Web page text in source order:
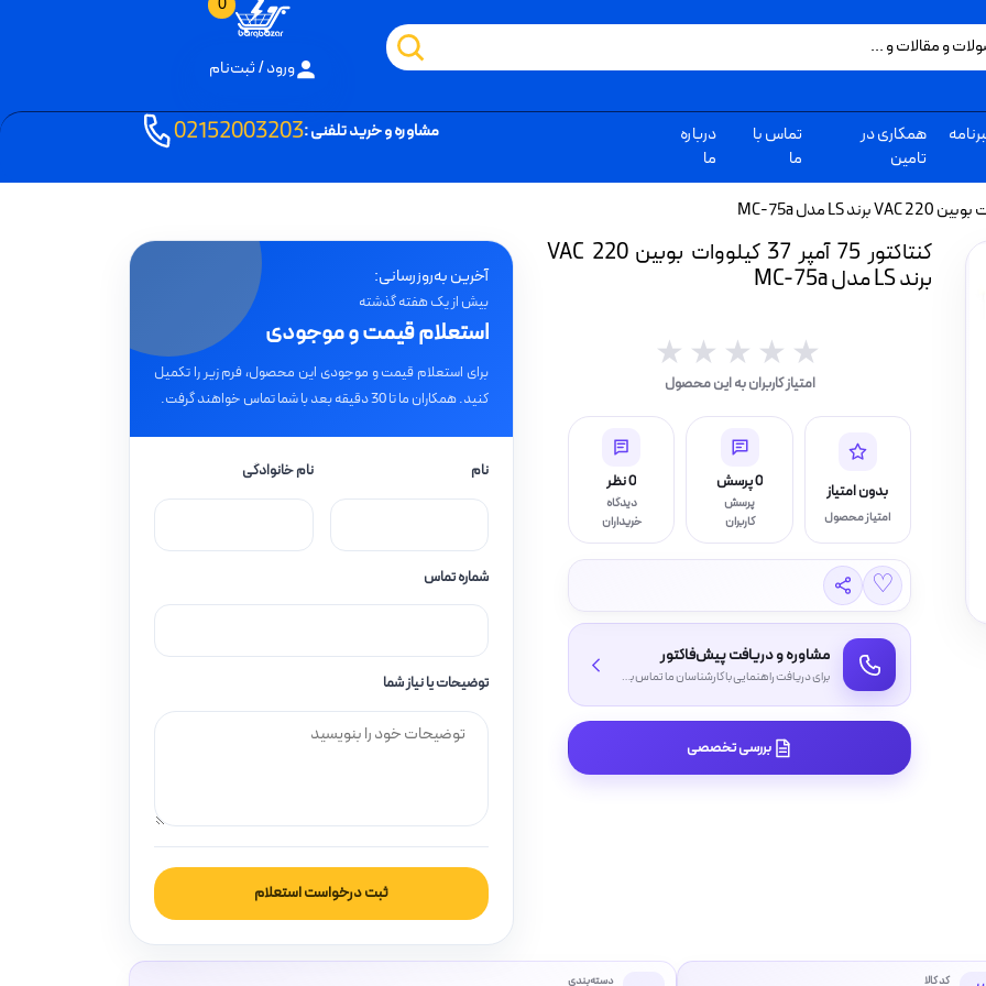
0
ورود / ثبت‌نام
همکاری در
تامین
تماس با
ما
درباره
ما
مشاوره و خرید تلفنی :02152003203
کنتاکتور 75 آمپر 37 کیلووات بوبین VAC 220
برند LS مدل MC-75a
★★★★★
★★★★★
امتیاز کاربران به این محصول
بدون امتیاز
امتیاز محصول
0 پرسش
پرسش
کاربران
0 نظر
دیدگاه
خریداران
♡
مشاوره و دریافت پیش‌فاکتور
برای دریافت راهنمایی با کارشناسان ما تماس بگیرید
بررسی تخصصی
آخرین به‌روزرسانی:
بیش از یک هفته گذشته
استعلام قیمت و موجودی
برای استعلام قیمت و موجودی این محصول، فرم زیر را تکمیل
کنید. همکاران ما تا 30 دقیقه بعد با شما تماس خواهند گرفت.
نام نام خانوادگی
شماره تماس
توضیحات یا نیاز شما
ثبت درخواست استعلام
کد کالا دسته‌بندی